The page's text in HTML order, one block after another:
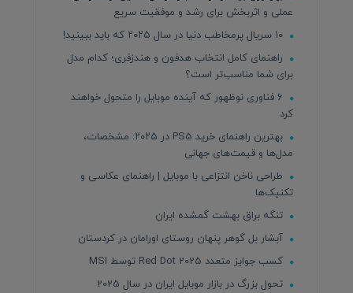
عملی و اثربخش برای رشد و موفقیت سریع
راهنمای کامل انتخاب هدفون و هندزفری؛ کدام مدل
برای شما مناسب‌تر است؟
۶ فناوری نوظهور که آینده موبایل را متحول خواهند
کرد
بهترین راهنمای خرید PS5 در ۲۰۲۵: مشخصات،
مدل‌ها و قیمت‌های جهانی
طراحی ناخن انتزاعی با موبایل | راهنمای عکاسی و
تکنیک‌ها
تنگه براق بهشت گمشده ایران
آبشار بل گوهر پنهان روستای اورامان در کردستان
کسب جوایز متعدد Red Dot 2025 توسط MSI
تحول بزرگ در بازار موبایل ایران در سال 2025